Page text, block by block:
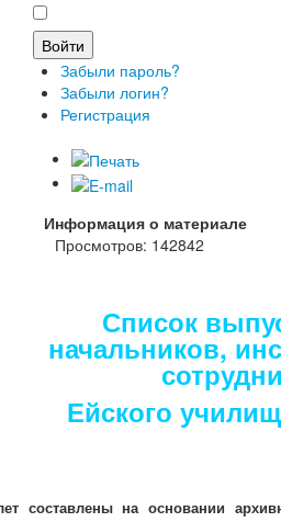
Забыли пароль?
Забыли логин?
Регистрация
Информация о материале
Просмотров: 142842
Список
начальников,
Ейского
составлены на основании